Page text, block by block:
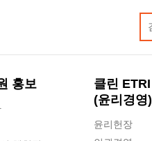
홍보
클린 ETRI
(윤리경영)
윤리헌장